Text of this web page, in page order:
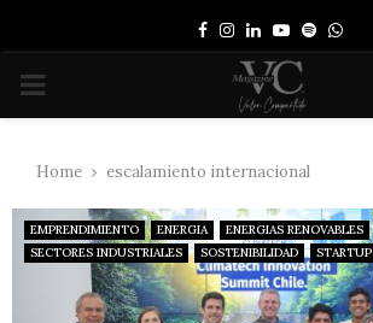
Facebook
Instagram
LinkedinYoutube
Spotify
PRIMARY
Home escalamiento internacional
EMPRENDIMIENTO ENERGIA
ENERGIAS RENOVABLES
SECTORES INDUSTRIALES
SOSTENIBILIDAD STARTUP